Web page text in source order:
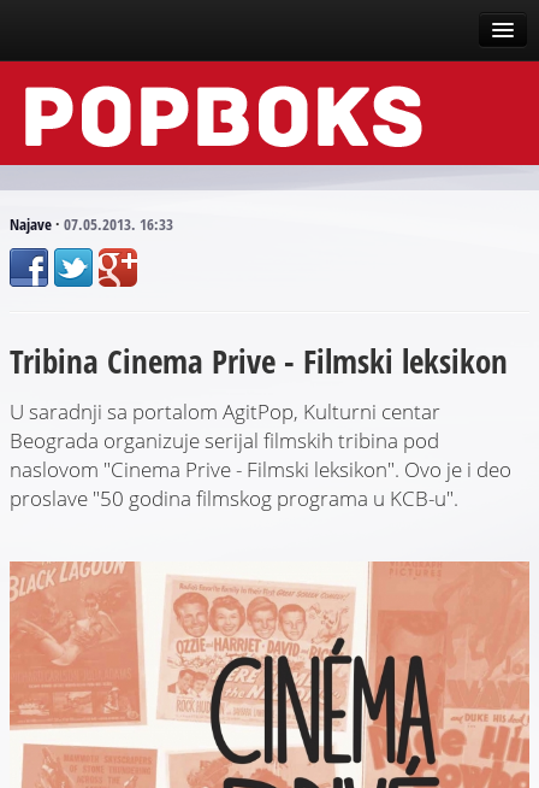
Vesti
Događaji
Tekstovi
Scena
Najave· 07.05.2013. 16:33
Tribina Cinema Prive - Filmski leksikon
U saradnji sa portalom AgitPop, Kulturni centar
Beograda organizuje serijal filmskih tribina pod
naslovom "Cinema Prive - Filmski leksikon". Ovo je i deo
proslave "50 godina filmskog programa u KCB-u".